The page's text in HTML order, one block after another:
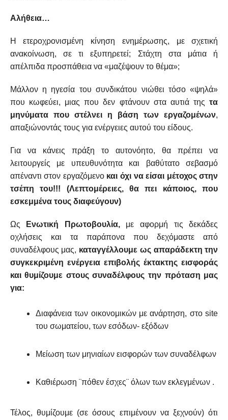
Αλήθεια…
Η ετεροχρονισμένη κίνηση ενημέρωσης, με σχετική
ανακοίνωση, σε τι εξυπηρετεί; Στάχτη στα μάτια ή
απέλπιδα προσπάθεια να «μαζέψουν το θέμα»;
Μάλλον η ηγεσία του συνδικάτου νιώθει τόσο «ψηλά»
που κωφεύει, μιας που δεν φτάνουν στα αυτιά τηςτα
μηνύματα που στέλνει η βάση των εργαζομένων,
απαξιώνοντάς τους για ενέργειες αυτού του είδους.
Για να κάνεις πράξη το αυτονόητο, θα πρέπει να
λειτουργείς με υπευθυνότητα και βαθύτατο σεβασμό
απέναντι στον εργαζόμενο και όχι να είσαι μέτοχος στην
τσέπη του!!! (Λεπτομέρειες, θα πει κάποιος, που
εσκεμμένα τους διαφεύγουν)
Ως Ενωτική Πρωτοβουλία,με αφορμή τις δεκάδες
οχλήσεις και τα παράπονα που δεχόμαστε από
συναδέλφους μας, καταγγέλλουμε ως απαράδεκτη την
συγκεκριμένη ενέργεια επιβολής έκτακτης εισφοράς
και θυμίζουμε στους συναδέλφους την πρόταση μας
για:
Διαφάνεια των οικονομικών με ανάρτηση, στο site
του σωματείου, των εσόδων- εξόδων
Μείωση των μηνιαίων εισφορών των συναδέλφων
Καθιέρωση ¨πόθεν έσχες¨ όλων των εκλεγμένων .
Τέλος, θυμίζουμε (σε όσους επιμένουν να ξεχνούν) ότι